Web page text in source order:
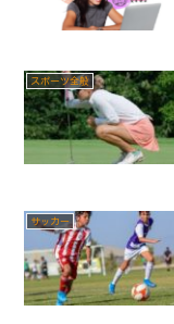
スポーツ全般
サッカー